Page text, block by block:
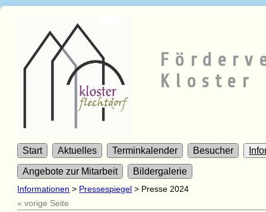
Kloster
Start Aktuelles Terminkalender Besucher
Angebote zur Mitarbeit Bildergalerie
Informationen > Pressespiegel > Presse 2024
« vorige Seite